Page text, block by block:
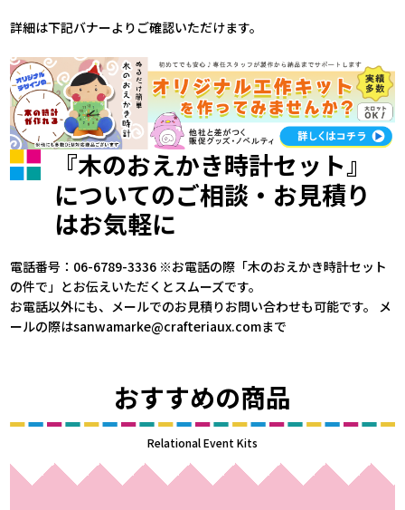
詳細は下記バナーよりご確認いただけます。
『木のおえかき時計セット』
についてのご相談・お見積り
はお気軽に
電話番号：06-6789-3336 ※お電話の際「木のおえかき時計セット
の件で」とお伝えいただくとスムーズです。
お電話以外にも、メールでのお見積りお問い合わせも可能です。 メ
ールの際はsanwamarke@crafteriaux.comまで
おすすめの商品
Relational Event Kits